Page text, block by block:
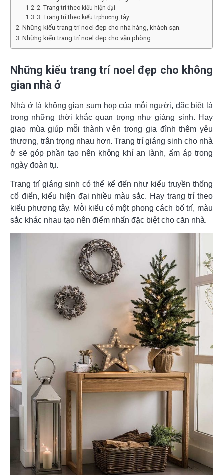
2. Trang trí theo kiểu hiện đại
3. Trang trí theo kiểu trphương Tây
Những kiểu trang trí noel đẹp cho nhà hàng, khách sạn.
Những kiểu trang trí noel đẹp cho văn phòng
Những kiểu trang trí noel đẹp cho không
gian nhà ở
Nhà ở là không gian sum họp của mỗi người, đặc biệt là
trong những thời khắc quan trọng như giáng sinh. Hay
giao mùa giúp mỗi thành viên trong gia đình thêm yêu
thương, trân trọng nhau hơn. Trang trí giáng sinh cho nhà
ở sẽ góp phần tạo nên không khí an lành, ấm áp trong
ngày đoàn tụ.
Trang trí giáng sinh có thể kể đến như kiểu truyền thống
cổ điển, kiểu hiện đại nhiều màu sắc. Hay trang trí theo
kiểu phương tây. Mỗi kiểu có một phong cách bố trí, màu
sắc khác nhau tạo nên điểm nhấn đặc biệt cho căn nhà.